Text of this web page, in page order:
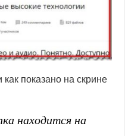
показано на скрине
находится на